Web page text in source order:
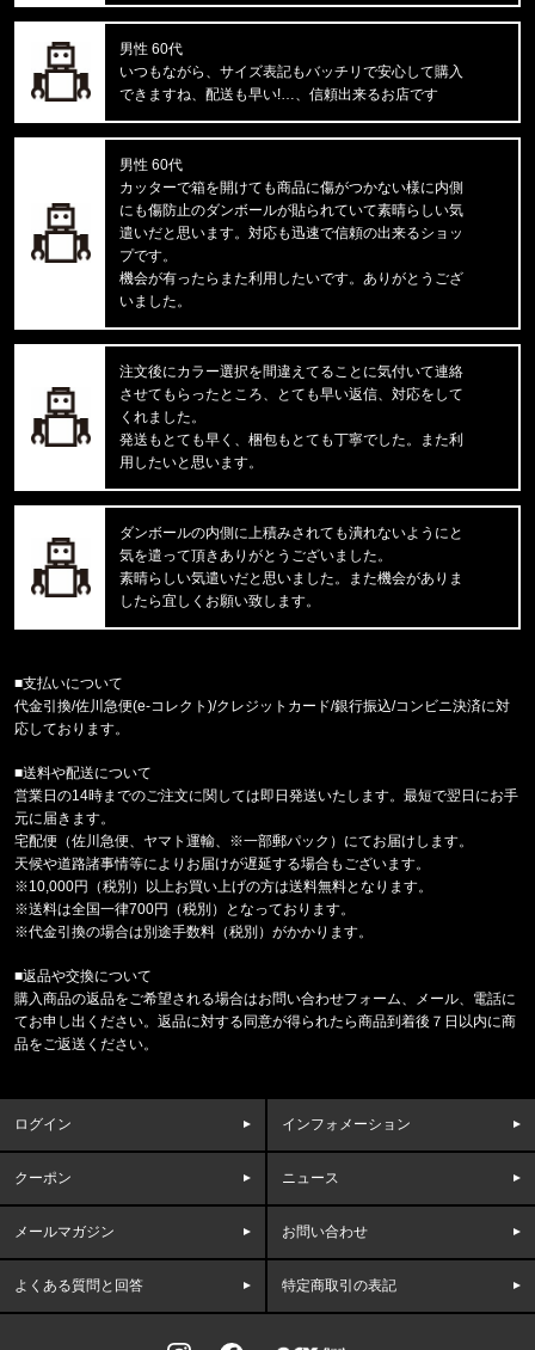
LIFT BRALETTE F8500 //865
東京都のお客様ご注文ありがとうございます。
mnml/ミニマル
東京都のお客様ご注文ありがとうございます。
mnml/ミニマル
CARGO DRAWCORD PANTS14872
東京都のお客様ご注文ありがとうございます。
CARHARTT/カーハート
東京都のお客様ご注文ありがとうございます。
reversal/リバーサル
rvddw FIGHT SHORTS rvbs05
東京都のお客様ご注文ありがとうございます。
reversal/リバーサル
東京都のお客様ご注文ありがとうございます。
reversal/リバーサル
東京都のお客様ご注文ありがとうございます。
reversal/リバーサル
東京都のお客様ご注文ありがとうございます。
THRASHER/スラッシャー
東京都のお客様ご注文ありがとうございます。
47 Brand/フォーティーセブンブランド
ヤンキース キャップ '47 MVP ホ
福岡県のお客様ご注文ありがとうございます。
BILLIONAIRE BOYS CLUB/ﾋﾞﾘｵﾈｱﾎﾞｰｲｽﾞｸﾗﾌﾞ
MESH LS SHIRT C&S BBC
BOREALIS NF0A52SE 56U1534
東京都のお客様ご注文ありがとうございます。
47 Brand/フォーティーセブンブランド
47キャップ ルナー クリーンナップ '
福岡県のお客様ご注文ありがとうございます。
男性 60代
いつもながら、サイズ表記もバッチリで安心して購入
できますね、配送も早い!…、信頼出来るお店です
男性 60代
カッターで箱を開けても商品に傷がつかない様に内側
にも傷防止のダンボールが貼られていて素晴らしい気
遣いだと思います。対応も迅速で信頼の出来るショッ
プです。
機会が有ったらまた利用したいです。ありがとうござ
いました。
注文後にカラー選択を間違えてることに気付いて連絡
させてもらったところ、とても早い返信、対応をして
くれました。
発送もとても早く、梱包もとても丁寧でした。また利
用したいと思います。
ダンボールの内側に上積みされても潰れないようにと
気を遣って頂きありがとうございました。
素晴らしい気遣いだと思いました。また機会がありま
したら宜しくお願い致します。
■支払いについて
代金引換/佐川急便(e-コレクト)/クレジットカード/銀行振込/コンビニ決済に対
応しております。
■送料や配送について
営業日の14時までのご注文に関しては即日発送いたします。最短で翌日にお手
元に届きます。
宅配便（佐川急便、ヤマト運輸、※一部郵パック）にてお届けします。
天候や道路諸事情等によりお届けが遅延する場合もございます。
※10,000円（税別）以上お買い上げの方は送料無料となります。
※送料は全国一律700円（税別）となっております。
※代金引換の場合は別途手数料（税別）がかかります。
■返品や交換について
購入商品の返品をご希望される場合はお問い合わせフォーム、メール、電話に
てお申し出ください。返品に対する同意が得られたら商品到着後７日以内に商
品をご返送ください。
ログイン インフォメーション
クーポン ニュース
メールマガジン お問い合わせ
よくある質問と回答 特定商取引の表記